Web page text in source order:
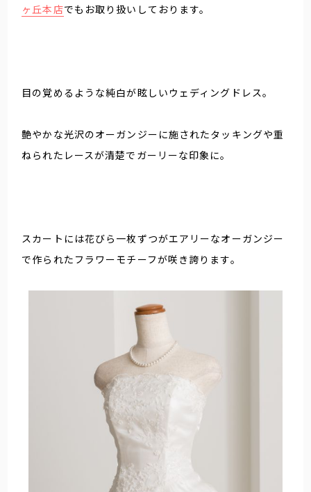
ヶ丘本店でもお取り扱いしております。
目の覚めるような純白が眩しいウェディングドレス。
艶やかな光沢のオーガンジーに施されたタッキングや重
ねられたレースが清楚でガーリーな印象に。
スカートには花びら一枚ずつがエアリーなオーガンジー
で作られたフラワーモチーフが咲き誇ります。